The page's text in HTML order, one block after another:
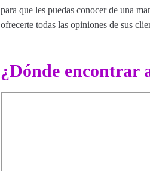
para que les puedas conocer de una
ofrecerte todas las opiniones de sus
¿Dónde encontrar